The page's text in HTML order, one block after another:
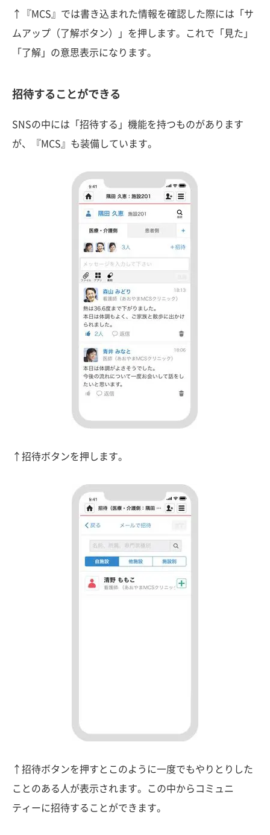
↑『MCS』では書き込まれた情報を確認した際には「サ
ムアップ（了解ボタン）」を押します。これで「見た」
「了解」の意思表示になります。
招待することができる
SNSの中には「招待する」機能を持つものがあります
が、『MCS』も装備しています。
↑招待ボタンを押します。
↑招待ボタンを押すとこのように一度でもやりとりした
ことのある人が表示されます。この中からコミュニ
ティーに招待することができます。